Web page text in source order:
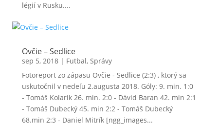
légií v Rusku....
Ovčie – Sedlice
sep 5, 2018| Futbal, Správy
Fotoreport zo zápasu Ovčie - Sedlice (2:3) , ktorý sa
uskutočnil v nedeľu 2.augusta 2018. Góly: 9. min. 1:0
- Tomáš Kolarik 26. min. 2:0 - Dávid Baran 42. min 2:1
- Tomáš Dubecký 45. min 2:2 - Tomáš Dubecký
68.min 2:3 - Daniel Mitrík [ngg_images...